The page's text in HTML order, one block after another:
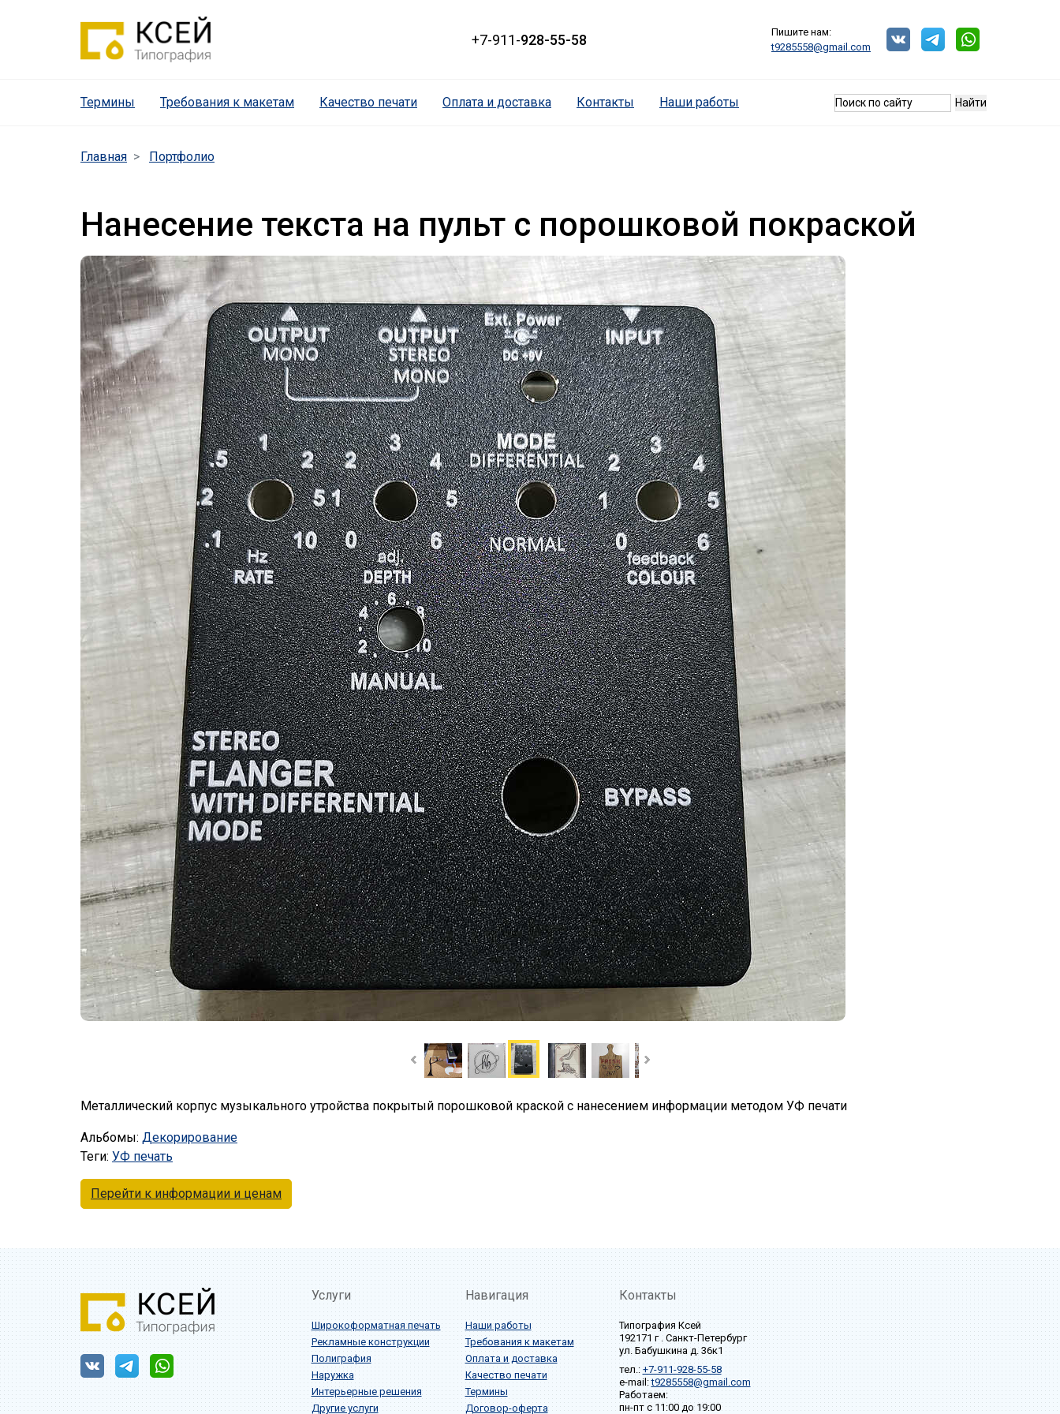
+7-911-928-55-58
Пишите нам:
t9285558@gmail.com
Термины (current)Требования к макетам Качество печати Оплата и доставка Контакты Наши работы
Главная Портфолио
Нанесение текста на пульт с порошковой покраской
Металлический корпус музыкального утройства покрытый порошковой краской с нанесением информации методом УФ печати
Альбомы: Декорирование
Теги: УФ печать
Перейти к информации и ценам
Услуги
Широкоформатная печать
Рекламные конструкции
Полиграфия
Наружка
Интерьерные решения
Другие услуги
Навигация
Наши работы
Требования к макетам
Оплата и доставка
Качество печати
Термины
Договор-оферта
Контакты
Типография Ксей
192171 г . Санкт-Петербург
ул. Бабушкина д. 36к1
тел.: +7-911-928-55-58
e-mail:t9285558@gmail.com
Работаем:
пн-пт с 11:00 до 19:00